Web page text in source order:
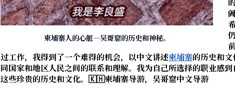
柬埔寨人的心脏—吴哥窟的历史和神秘。
过工作，我得到了一个难得的机会，以中文讲述柬埔寨的历史和
同国家和地区人民之间的联系和理解。我为自己所选择的职业感
这些珍贵的历史和文化。🇰🇭柬埔寨导游，吴哥窟中文导游